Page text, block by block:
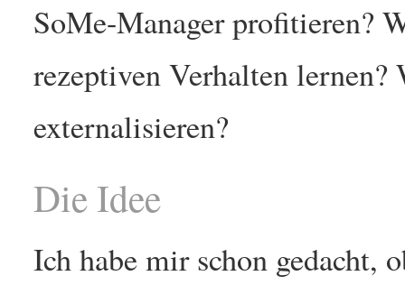
SoMe-Manager profitieren?
rezeptiven Verhalten lernen?
externalisieren?
Die Idee
Ich habe mir schon gedacht,